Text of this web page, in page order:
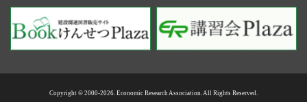
Copyright © 2000-2026. Economic Research Association. All Rights Reserved.